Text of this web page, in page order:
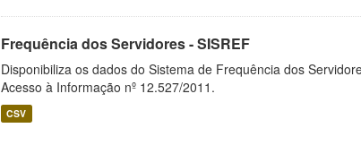
Frequência dos Servidores - SISREF
Disponibiliza os dados do Sistema de Frequência dos
Acesso à Informação nº 12.527/2011.
CSV